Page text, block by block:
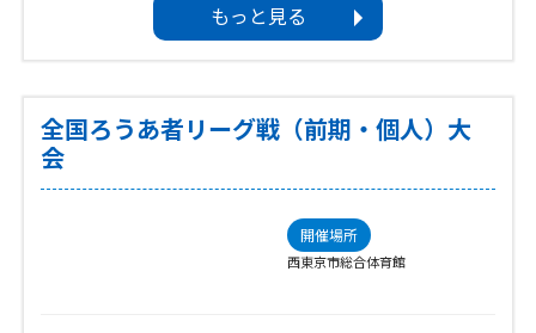
イベントカテゴリ
その他
ボランティア募集
―
もっと見る
全国ろうあ者リーグ戦（前期・個人）大
会
開催場所
西東京市総合体育館